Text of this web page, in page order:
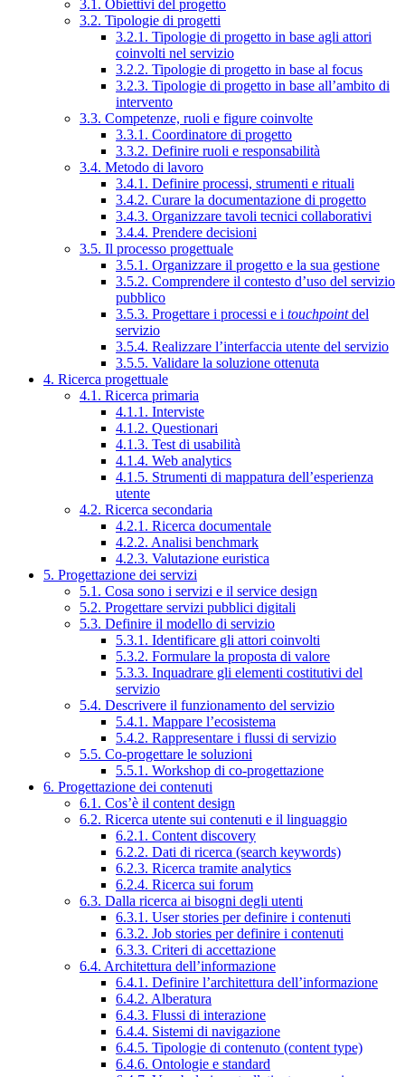
3.1. Obiettivi del progetto
3.2. Tipologie di progetti
3.2.1. Tipologie di progetto in base agli attori
coinvolti nel servizio
3.2.2. Tipologie di progetto in base al focus
3.2.3. Tipologie di progetto in base all’ambito di
intervento
3.3. Competenze, ruoli e figure coinvolte
3.3.1. Coordinatore di progetto
3.3.2. Definire ruoli e responsabilità
3.4. Metodo di lavoro
3.4.1. Definire processi, strumenti e rituali
3.4.2. Curare la documentazione di progetto
3.4.3. Organizzare tavoli tecnici collaborativi
3.4.4. Prendere decisioni
3.5. Il processo progettuale
3.5.1. Organizzare il progetto e la sua gestione
3.5.2. Comprendere il contesto d’uso del servizio
pubblico
3.5.3. Progettare i processi e i touchpointdel
servizio
3.5.4. Realizzare l’interfaccia utente del servizio
3.5.5. Validare la soluzione ottenuta
4. Ricerca progettuale
4.1. Ricerca primaria
4.1.1. Interviste
4.1.2. Questionari
4.1.3. Test di usabilità
4.1.4. Web analytics
4.1.5. Strumenti di mappatura dell’esperienza
utente
4.2. Ricerca secondaria
4.2.1. Ricerca documentale
4.2.2. Analisi benchmark
4.2.3. Valutazione euristica
5. Progettazione dei servizi
5.1. Cosa sono i servizi e il service design
5.2. Progettare servizi pubblici digitali
5.3. Definire il modello di servizio
5.3.1. Identificare gli attori coinvolti
5.3.2. Formulare la proposta di valore
5.3.3. Inquadrare gli elementi costitutivi del
servizio
5.4. Descrivere il funzionamento del servizio
5.4.1. Mappare l’ecosistema
5.4.2. Rappresentare i flussi di servizio
5.5. Co-progettare le soluzioni
5.5.1. Workshop di co-progettazione
6. Progettazione dei contenuti
6.1. Cos’è il content design
6.2. Ricerca utente sui contenuti e il linguaggio
6.2.1. Content discovery
6.2.2. Dati di ricerca (search keywords)
6.2.3. Ricerca tramite analytics
6.2.4. Ricerca sui forum
6.3. Dalla ricerca ai bisogni degli utenti
6.3.1. User stories per definire i contenuti
6.3.2. Job stories per definire i contenuti
6.3.3. Criteri di accettazione
6.4. Architettura dell’informazione
6.4.1. Definire l’architettura dell’informazione
6.4.2. Alberatura
6.4.3. Flussi di interazione
6.4.4. Sistemi di navigazione
6.4.5. Tipologie di contenuto (content type)
6.4.6. Ontologie e standard